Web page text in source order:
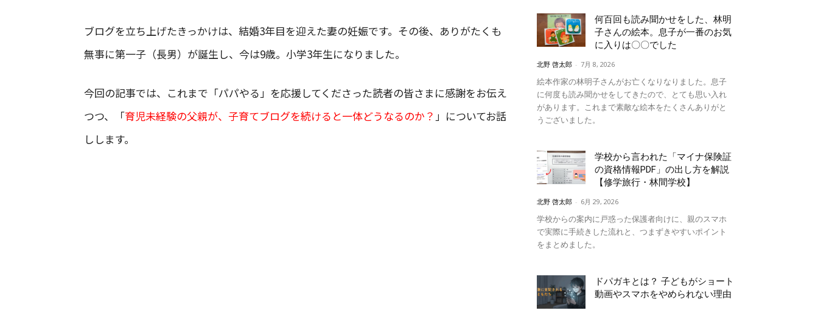
ブログを立ち上げたきっかけは、結婚3年目を迎えた妻の妊娠です。その後、ありがたくも
無事に第一子（長男）が誕生し、今は9歳。小学3年生になりました。
今回の記事では、これまで「パパやる」を応援してくださった読者の皆さまに感謝をお伝え
つつ、「育児未経験の父親が、子育てブログを続けると一体どうなるのか？ 」についてお話
しします。
何百回も読み聞かせをした、林明
子さんの絵本。息子が一番のお気
に入りは〇〇でした
北野 啓太郎 - 7月 8, 2026
絵本作家の林明子さんがお亡くなりなりました。息子
に何度も読み聞かせをしてきたので、とても思い入れ
があります。これまで素敵な絵本をたくさんありがと
うございました。
学校から言われた「マイナ保険証
の資格情報PDF」の出し方を解説
【修学旅行・林間学校】
北野 啓太郎 - 6月 29, 2026
学校からの案内に戸惑った保護者向けに、親のスマホ
で実際に手続きした流れと、つまずきやすいポイント
をまとめました。
ドパガキとは？ 子どもがショート
動画やスマホをやめられない理由